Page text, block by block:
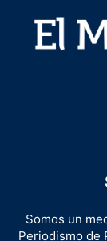
Somos un
Periodismo de